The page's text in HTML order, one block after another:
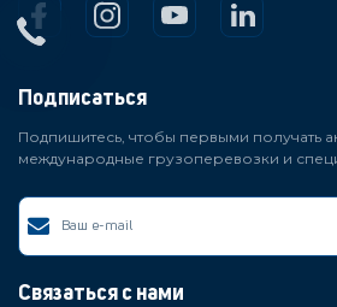
Подписаться
Подпишитесь, чтобы первыми получать
международные грузоперевозки и
Связаться с нами